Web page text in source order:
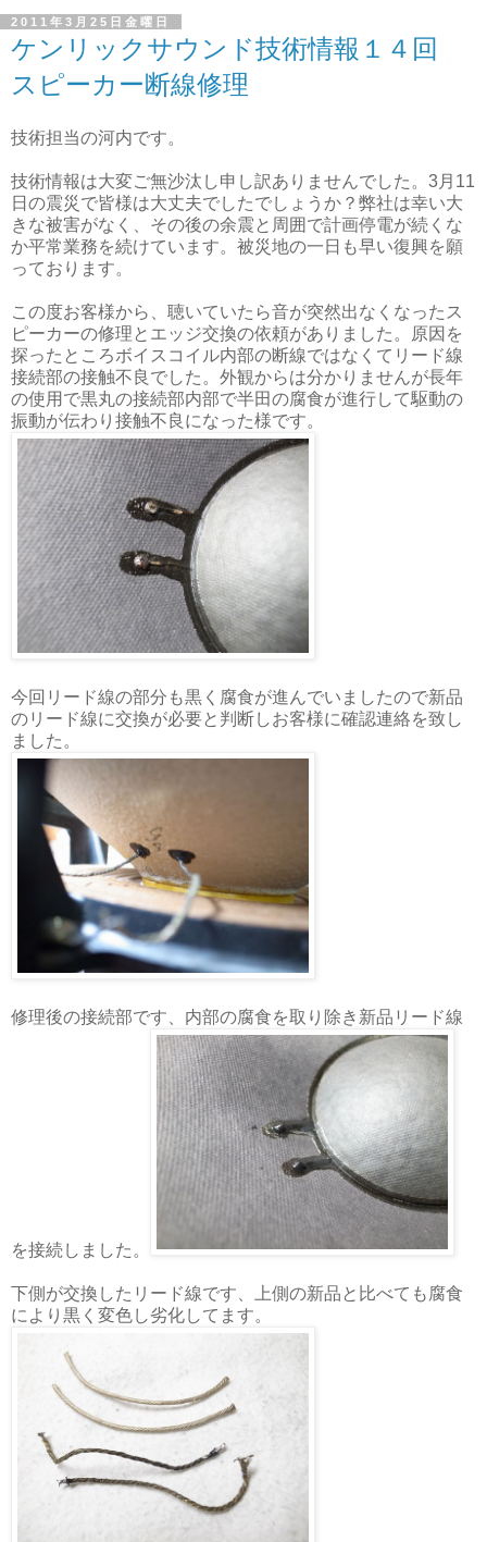
2011年3月25日金曜日
ケンリックサウンド技術情報１４回
スピーカー断線修理
技術担当の河内です。
技術情報は大変ご無沙汰し申し訳ありませんでした。3月11
日の震災で皆様は大丈夫でしたでしょうか？弊社は幸い大
きな被害がなく、その後の余震と周囲で計画停電が続くな
か平常業務を続けています。被災地の一日も早い復興を願
っております。
この度お客様から、聴いていたら音が突然出なくなったス
ピーカーの修理とエッジ交換の依頼がありました。原因を
探ったところボイスコイル内部の断線ではなくてリード線
接続部の接触不良でした。外観からは分かりませんが長年
の使用で黒丸の接続部内部で半田の腐食が進行して駆動の
振動が伝わり接触不良になった様です。
今回リード線の部分も黒く腐食が進んでいましたので新品
のリード線に交換が必要と判断しお客様に確認連絡を致し
ました。
修理後の接続部です、内部の腐食を取り除き新品リード線
を接続しました。
下側が交換したリード線です、上側の新品と比べても腐食
により黒く変色し劣化してます。